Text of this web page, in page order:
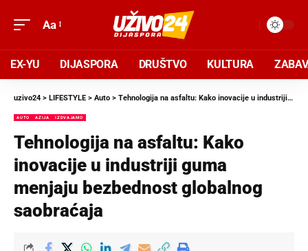
Aa
EX-YU DIJASPORA DRUŠTVO KULTURA
uzivo24 > LIFESTYLE > Auto > Tehnologija na asfaltu: Kako inovacije u industriji guma menjaju bezbednost globalnog saobraćaja
AUTO AZIJA IZDVAJAMO
Tehnologija na asfaltu: Kako
inovacije u industriji guma
menjaju bezbednost globalnog
saobraćaja